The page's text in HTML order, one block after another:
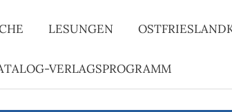
LESUNGEN
VERLAGSPROGRAMM